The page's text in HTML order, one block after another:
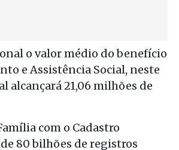
o valor médio do benefício
e Assistência Social, neste
alcançará 21,06 milhões de
com o Cadastro
80 bilhões de registros